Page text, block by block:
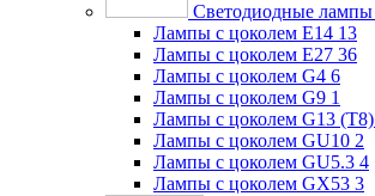
Светодиодные лампы
Лампы с цоколем E14 13
Лампы с цоколем E27 36
Лампы с цоколем G4 6
Лампы с цоколем G9 1
Лампы с цоколем G13 (Т8)
Лампы с цоколем GU10 2
Лампы с цоколем GU5.3 4
Лампы с цоколем GX53 3